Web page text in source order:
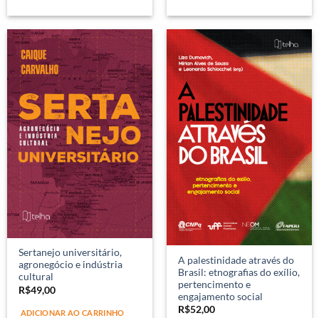
Sertanejo universitário,
agronegócio e indústria
cultural
R$49,00
ADICIONAR AO CARRINHO
A palestinidade através do
Brasil: etnografias do exílio,
pertencimento e
engajamento social
R$52,00